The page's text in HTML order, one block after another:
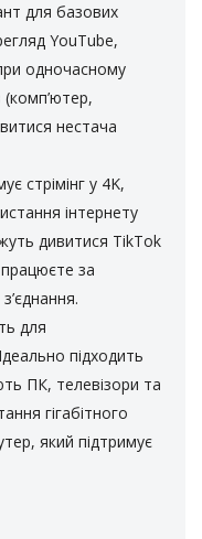
для базових
YouTube,
одночасному
(комп’ютер,
нестача
стрімінг у 4K,
інтернету
дивитися TikTok
за
для
підходить
ПК, телевізори та
гігабітного
який підтримує
Кишинівська, 6а
ПП «У
вул. Гагаріна, 140
вул.
вул.
Маназін ПП
вул. Перемоги,
вул.
бару), вул.